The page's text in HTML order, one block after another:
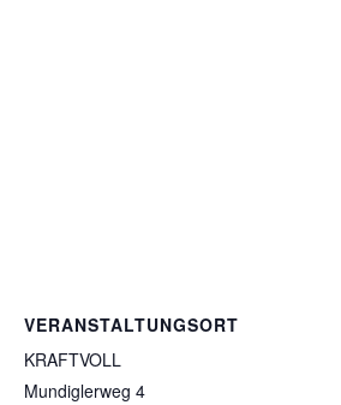
VERANSTALTUNGSORT
KRAFTVOLL
Mundiglerweg 4